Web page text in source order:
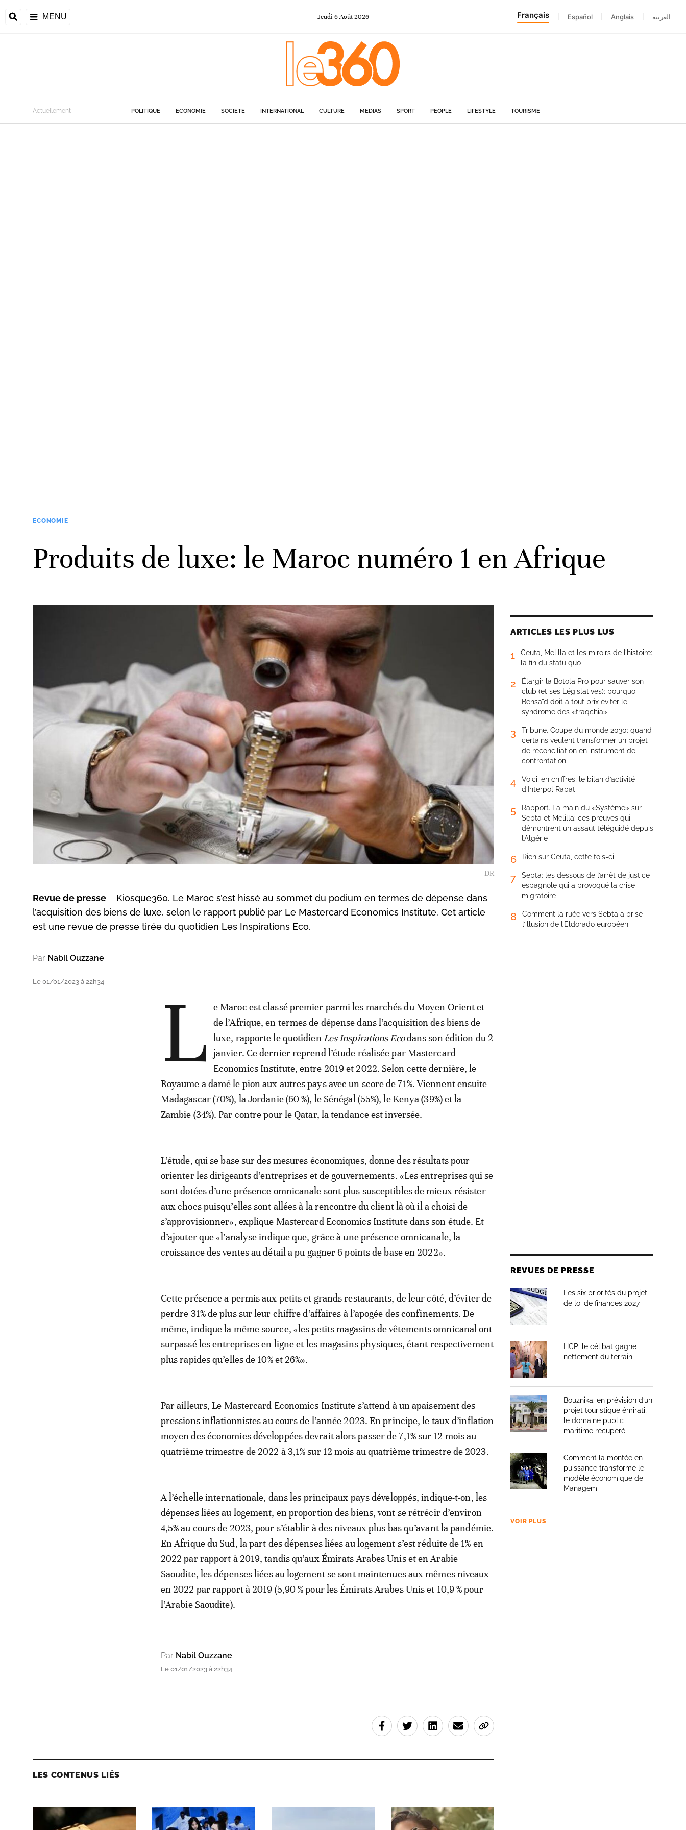
MENU Jeudi 6Août 2026 Français Español Anglais العربية
Actuellement POLITIQUE ECONOMIE SOCIÉTÉ INTERNATIONAL CULTURE MÉDIAS SPORT PEOPLE LIFESTYLE TOURISME
ECONOMIE
Produits de luxe: le Maroc numéro 1 en Afrique
DR
Revue de presse
Kiosque360. Le Maroc s’est hissé au sommet du podium en termes de dépense dans
l’acquisition des biens de luxe, selon le rapport publié par Le Mastercard Economics Institute. Cet article
est une revue de presse tirée du quotidien Les Inspirations Eco.
Par Nabil Ouzzane
Le 01/01/2023 à 22h34 L
e Maroc est classé premier parmi les marchés du Moyen-Orient et
de l’Afrique, en termes de dépense dans l’acquisition des biens de
luxe, rapporte le quotidien Les Inspirations Ecodans son édition du 2
janvier. Ce dernier reprend l’étude réalisée par Mastercard
Economics Institute, entre 2019 et 2022. Selon cette dernière, le
Royaume a damé le pion aux autres pays avec un score de 71%. Viennent ensuite
Madagascar (70%), la Jordanie (60 %), le Sénégal (55%), le Kenya (39%) et la
Zambie (34%). Par contre pour le Qatar, la tendance est inversée.
L’étude, qui se base sur des mesures économiques, donne des résultats pour
orienter les dirigeants d’entreprises et de gouvernements. «Les entreprises qui se
sont dotées d’une présence omnicanale sont plus susceptibles de mieux résister
aux chocs puisqu’elles sont allées à la rencontre du client là où il a choisi de
s’approvisionner», explique Mastercard Economics Institute dans son étude. Et
d’ajouter que «l’analyse indique que, grâce à une présence omnicanale, la
croissance des ventes au détail a pu gagner 6 points de base en 2022».
Cette présence a permis aux petits et grands restaurants, de leur côté, d’éviter de
perdre 31% de plus sur leur chiffre d’affaires à l’apogée des confinements. De
même, indique la même source, «les petits magasins de vêtements omnicanal ont
surpassé les entreprises en ligne et les magasins physiques, étant respectivement
plus rapides qu’elles de 10% et 26%».
Par ailleurs, Le Mastercard Economics Institute s’attend à un apaisement des
pressions inflationnistes au cours de l’année 2023. En principe, le taux d’inflation
moyen des économies développées devrait alors passer de 7,1% sur 12 mois au
quatrième trimestre de 2022 à 3,1% sur 12 mois au quatrième trimestre de 2023.
A l’échelle internationale, dans les principaux pays développés, indique-t-on, les
dépenses liées au logement, en proportion des biens, vont se rétrécir d’environ
4,5% au cours de 2023, pour s’établir à des niveaux plus bas qu’avant la pandémie.
En Afrique du Sud, la part des dépenses liées au logement s’est réduite de 1% en
2022 par rapport à 2019, tandis qu’aux Émirats Arabes Unis et en Arabie
Saoudite, les dépenses liées au logement se sont maintenues aux mêmes niveaux
en 2022 par rapport à 2019 (5,90 % pour les Émirats Arabes Unis et 10,9 % pour
l’Arabie Saoudite).
Par Nabil Ouzzane
Le 01/01/2023 à 22h34
LES CONTENUS LIÉS
ARTICLES LES PLUS LUS
1
Ceuta, Melilla et les miroirs de l’histoire:
la fin du statu quo
2
Élargir la Botola Pro pour sauver son
club (et ses Législatives): pourquoi
Bensaïd doit à tout prix éviter le
syndrome des «fraqchia»
3
Tribune. Coupe du monde 2030: quand
certains veulent transformer un projet
de réconciliation en instrument de
confrontation
4
Voici, en chiffres, le bilan d’activité
d’Interpol Rabat
5
Rapport. La main du «Système» sur
Sebta et Melilla: ces preuves qui
démontrent un assaut téléguidé depuis
l’Algérie
6 Rien sur Ceuta, cette fois-ci
7
Sebta: les dessous de l’arrêt de justice
espagnole qui a provoqué la crise
migratoire
8
Comment la ruée vers Sebta a brisé
l’illusion de l’Eldorado européen
REVUES DE PRESSE
Les six priorités du projet
de loi de finances 2027
HCP: le célibat gagne
nettement du terrain
Bouznika: en prévision d’un
projet touristique émirati,
le domaine public
maritime récupéré
Comment la montée en
puissance transforme le
modèle économique de
Managem
VOIR PLUS